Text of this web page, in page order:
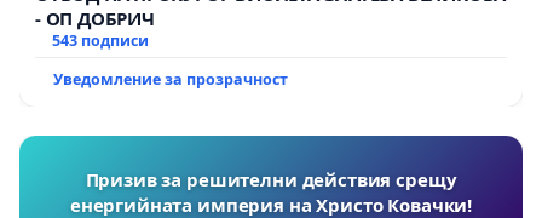
- ОП ДОБРИЧ
543 подписи
Уведомление за прозрачност
Призив за решителни действия срещу
енергийната империя на Христо Ковачки!